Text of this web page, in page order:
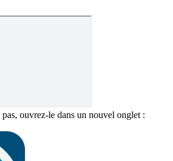
pas, ouvrez-le dans un nouvel onglet :